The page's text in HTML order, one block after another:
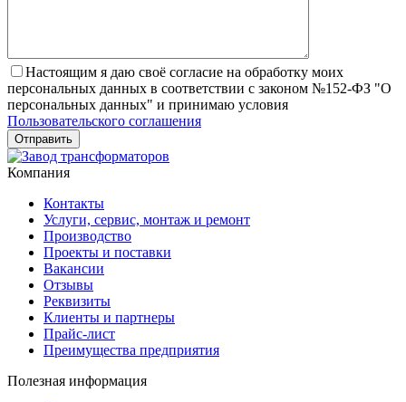
Настоящим я даю своё согласие на обработку моих
персональных данных в соответствии с законом №152-ФЗ "О
персональных данных" и принимаю условия
Пользовательского соглашения
Компания
Контакты
Услуги, сервис, монтаж и ремонт
Производство
Проекты и поставки
Вакансии
Отзывы
Реквизиты
Клиенты и партнеры
Прайс-лист
Преимущества предприятия
Полезная информация